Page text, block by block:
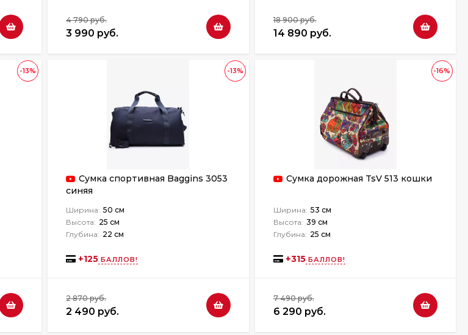
4 790 руб.
3 990 руб.
18 900 руб.
14 890 руб.
-13% -13%
Сумка спортивная Baggins 3053
синяя
Ширина: 50 см
Высота: 25 см
Глубина: 22 см
+125 БАЛЛОВ!
2 870 руб.
2 490 руб.
-16%
Сумка дорожная TsV 513 кошки
Ширина: 53 см
Высота: 39 см
Глубина: 25 см
+315БАЛЛОВ!
7 490 руб.
6 290 руб.